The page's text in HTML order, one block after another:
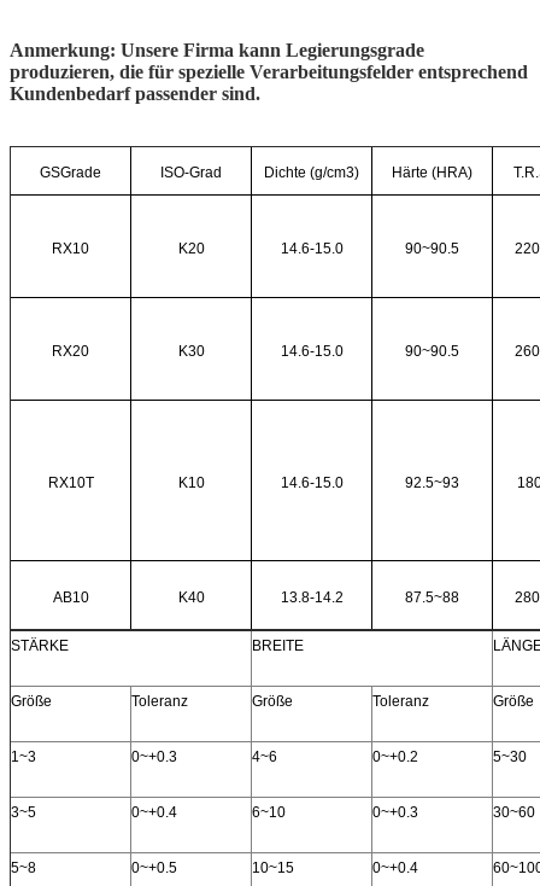
Anmerkung: Unsere Firma kann Legierungsgrade
produzieren, die für spezielle Verarbeitungsfelder entsprechend
Kundenbedarf passender sind.
GSGrade ISO-Grad Dichte (g/cm3) Härte (HRA)
RX10 K20 14.6-15.0 90~90.5
RX20 K30 14.6-15.0 90~90.5
RX10T K10 14.6-15.0 92.5~93
AB10 K40 13.8-14.2 87.5~88
STÄRKE BREITE
Größe Toleranz Größe Toleranz Größe
1~3 0~+0.3 4~6 0~+0.2 5~30
3~5 0~+0.4 6~10 0~+0.3 30~60
5~8 0~+0.5 10~15 0~+0.4